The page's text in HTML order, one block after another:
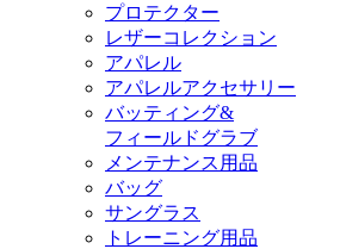
プロテクター
レザーコレクション
アパレル
アパレルアクセサリー
バッティング&
フィールドグラブ
メンテナンス用品
バッグ
サングラス
トレーニング用品